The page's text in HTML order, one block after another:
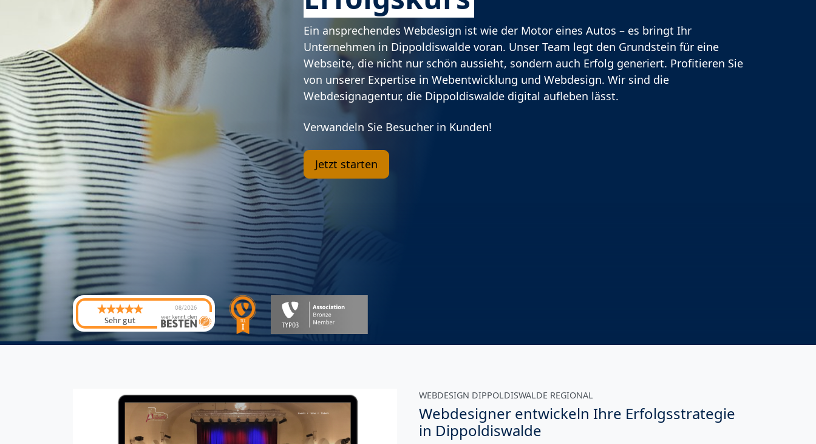
Ein ansprechendes Webdesign ist wie der Motor eines Autos – es bringt Ihr
Unternehmen in Dippoldiswalde voran. Unser Team legt den Grundstein für eine
Webseite, die nicht nur schön aussieht, sondern auch Erfolg generiert. Profitieren Sie
von unserer Expertise in Webentwicklung und Webdesign. Wir sind die
Webdesignagentur, die Dippoldiswalde digital aufleben lässt.
Verwandeln Sie Besucher in Kunden!
Jetzt starten
Sehr gut
08/2026
WEBDESIGN DIPPOLDISWALDE REGIONAL
Webdesigner entwickeln Ihre Erfolgsstrategie
in Dippoldiswalde